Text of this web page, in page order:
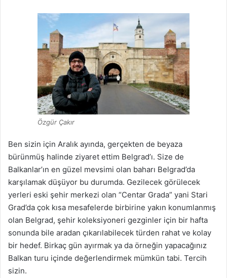
Özgür Çakır
Ben sizin için Aralık ayında, gerçekten de beyaza
bürünmüş halinde ziyaret ettim Belgrad’ı. Size de
Balkanlar’ın en güzel mevsimi olan baharı Belgrad’da
karşılamak düşüyor bu durumda. Gezilecek görülecek
yerleri eski şehir merkezi olan “Centar Grada” yani Stari
Grad’da çok kısa mesafelerde birbirine yakın konumlanmış
olan Belgrad, şehir koleksiyoneri gezginler için bir hafta
sonunda bile aradan çıkarılabilecek türden rahat ve kolay
bir hedef. Birkaç gün ayırmak ya da örneğin yapacağınız
Balkan turu içinde değerlendirmek mümkün tabi. Tercih
sizin.